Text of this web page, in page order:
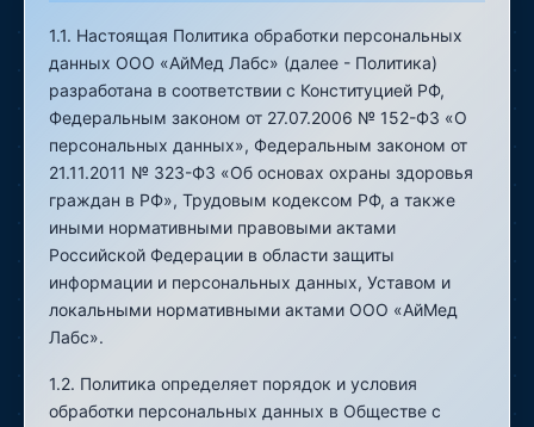
1.1. Настоящая Политика обработки персональных
данных ООО «АйМед Лабс» (далее - Политика)
разработана в соответствии с Конституцией РФ,
Федеральным законом от 27.07.2006 № 152-ФЗ «О
персональных данных», Федеральным законом от
21.11.2011 № 323-ФЗ «Об основах охраны здоровья
граждан в РФ», Трудовым кодексом РФ, а также
иными нормативными правовыми актами
Российской Федерации в области защиты
информации и персональных данных, Уставом и
локальными нормативными актами ООО «АйМед
Лабс».
1.2. Политика определяет порядок и условия
обработки персональных данных в Обществе с